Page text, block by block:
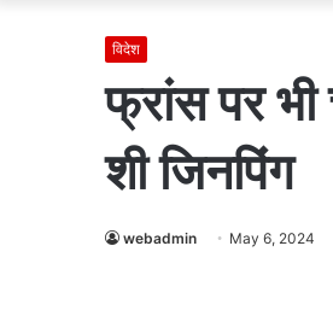
विदेश
फ्रांस पर
शी जिनपिंग
webadmin May 6, 2024